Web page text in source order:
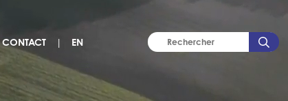
CONTACT | EN